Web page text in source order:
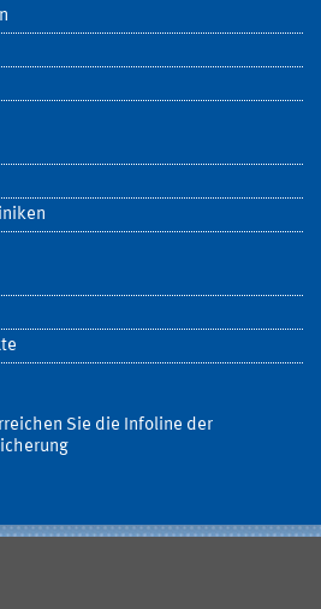
Sie die Infoline der